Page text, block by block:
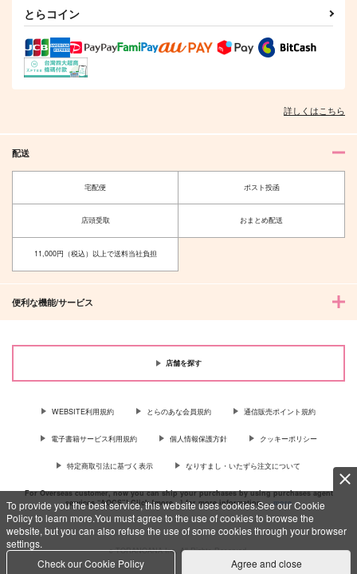
To provide you the best service, this website uses cookies.See our Cookie
Policy to learn more.You must agree to the use of cookies to browse the
website, but you can also refuse the use of some cookies through your browser
settings.
Check our Cookie Policy
Agree and close
とらコイン
詳しくはこちら
配送
宅配便 ポスト投函
店頭受取 おまとめ配送
11,000円（税込）以上で送料当社負担
便利な機能/サービス
店舗を探す
WEBSITE利用規約 とらのあな会員規約 通信販売ポイント規約
電子書籍サービス利用規約 個人情報保護方針 クッキーポリシー
特定商取引法に基づく表示 なりすまし・いたずら注文について
For Overseas customer, now you can ship your purchases by using purchases agent
services “AOCS”! Click {more…} for more information …more
c TORANOANA Inc, All Rights Reserved.